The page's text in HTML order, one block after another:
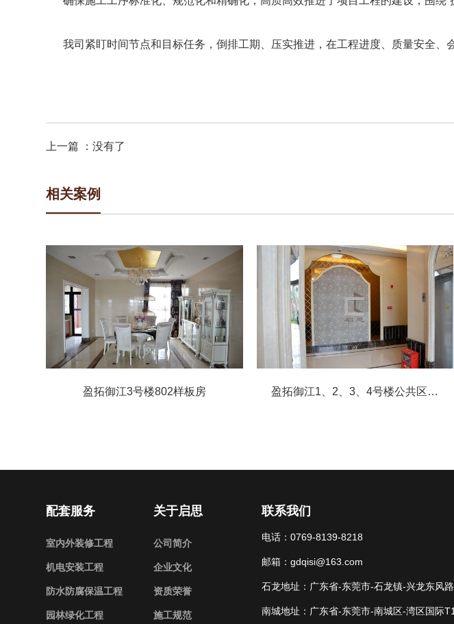
我司紧盯时间节点和目标任务，倒排工期、压实推进，在工程进度、质量安全
上一篇 ：没有了
相关案例
盈拓御江3号楼802样板房
盈拓御江1、2、3、4号楼公共区域
配套服务
室内外装修工程
机电安装工程
防水防腐保温工程
园林绿化工程
关于启思
公司简介
企业文化
资质荣誉
施工规范
联系我们
电话：0769-8139-8218
邮箱：gdqisi@163.com
石龙地址：广东省-东莞市-石龙镇-兴龙东风
南城地址：广东省-东莞市-南城区-湾区国际